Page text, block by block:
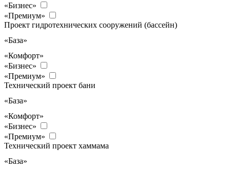
«Бизнес»
«Премиум»
Проект гидротехнических сооружений (бассейн)
«База»
«Комфорт»
«Бизнес»
«Премиум»
Технический проект бани
«База»
«Комфорт»
«Бизнес»
«Премиум»
Технический проект хаммама
«База»